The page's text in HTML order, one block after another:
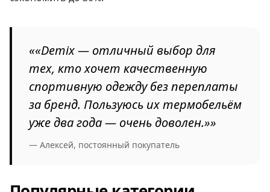
««Demix — отличный выбор для
тех, кто хочет качественную
спортивную одежду без переплаты
за бренд. Пользуюсь их термобельём
уже два года — очень доволен.»»
— Алексей, постоянный покупатель